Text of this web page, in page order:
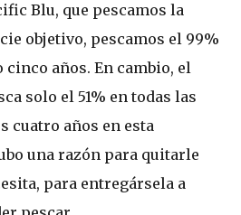
Blu, que pescamos la
objetivo, pescamos el 99%
años. En cambio, el
solo el 51% en todas las
cuatro años en esta
una razón para quitarle
para entregársela a